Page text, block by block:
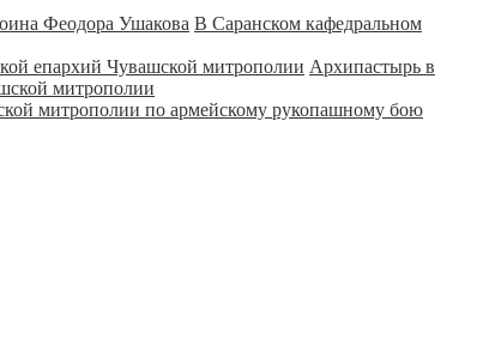
В Саранском кафедральном
Архипастырь в
митрополии
митрополии по армейскому рукопашному бою